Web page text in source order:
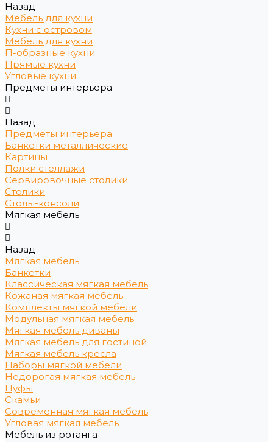
Назад
Мебель для кухни
Кухни с островом
Мебель для кухни
П-образные кухни
Прямые кухни
Угловые кухни
Предметы интерьера
Назад
Предметы интерьера
Банкетки металлические
Картины
Полки стеллажи
Сервировочные столики
Столики
Столы-консоли
Мягкая мебель
Назад
Мягкая мебель
Банкетки
Классическая мягкая мебель
Кожаная мягкая мебель
Комплекты мягкой мебели
Модульная мягкая мебель
Мягкая мебель диваны
Мягкая мебель для гостиной
Мягкая мебель кресла
Наборы мягкой мебели
Недорогая мягкая мебель
Пуфы
Скамьи
Современная мягкая мебель
Угловая мягкая мебель
Мебель из ротанга